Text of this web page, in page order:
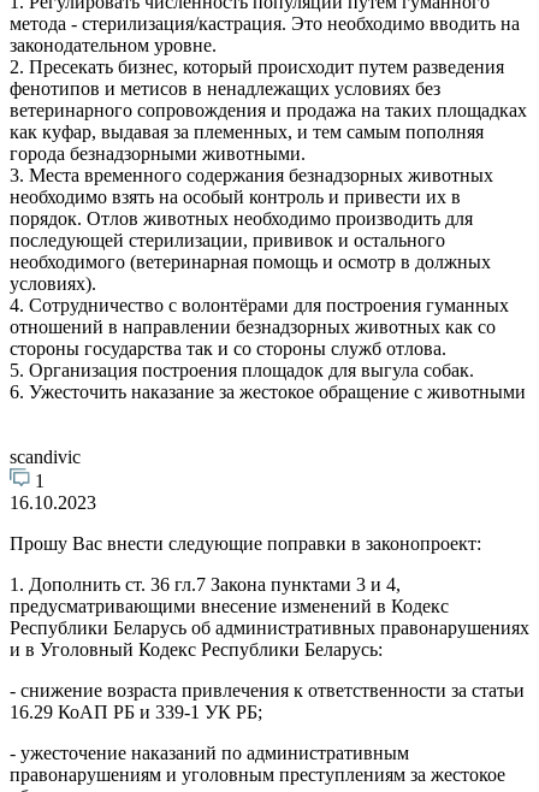
метода - стерилизация/кастрация. Это необходимо вводить на
законодательном уровне.
2. Пресекать бизнес, который происходит путем разведения
фенотипов и метисов в ненадлежащих условиях без
ветеринарного сопровождения и продажа на таких площадках
как куфар, выдавая за племенных, и тем самым пополняя
города безнадзорными животными.
3. Места временного содержания безнадзорных животных
необходимо взять на особый контроль и привести их в
порядок. Отлов животных необходимо производить для
последующей стерилизации, прививок и остального
необходимого (ветеринарная помощь и осмотр в должных
условиях).
4. Сотрудничество с волонтёрами для построения гуманных
отношений в направлении безнадзорных животных как со
стороны государства так и со стороны служб отлова.
5. Организация построения площадок для выгула собак.
6. Ужесточить наказание за жестокое обращение с животными
scandivic
1
16.10.2023
Прошу Вас внести следующие поправки в законопроект:
1. Дополнить ст. 36 гл.7 Закона пунктами 3 и 4,
предусматривающими внесение изменений в Кодекс
Республики Беларусь об административных правонарушениях
и в Уголовный Кодекс Республики Беларусь:
- снижение возраста привлечения к ответственности за статьи
16.29 КоАП РБ и 339-1 УК РБ;
- ужесточение наказаний по административным
правонарушениям и уголовным преступлениям за жестокое